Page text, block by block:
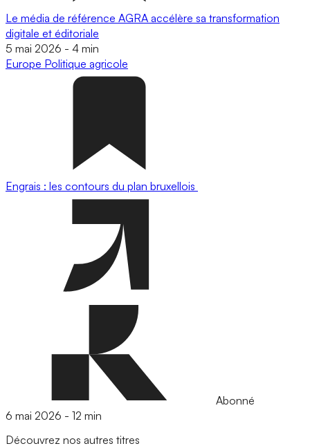
Le média de référence AGRA accélère sa transformation
digitale et éditoriale
5 mai 2026 - 4 min
Europe Politique agricole
Engrais : les contours du plan bruxellois
Abonné
6 mai 2026 - 12 min
Découvrez nos autres titres